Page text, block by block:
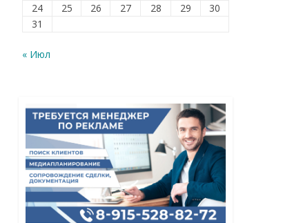
24
25 26 27 28 29
30
31
« Июл